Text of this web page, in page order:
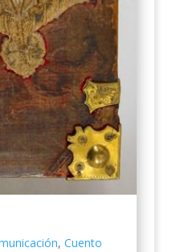
, Cuento